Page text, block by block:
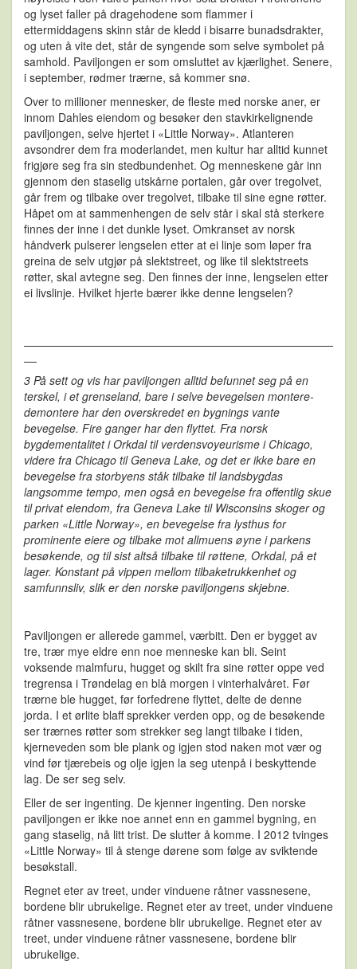
og lyset faller på dragehodene som flammer i
ettermiddagens skinn står de kledd i bisarre bunadsdrakter,
og uten å vite det, står de syngende som selve symbolet på
samhold. Paviljongen er som omsluttet av kjærlighet. Senere,
i september, rødmer trærne, så kommer snø.
Over to millioner mennesker, de fleste med norske aner, er
innom Dahles eiendom og besøker den stavkirkelignende
paviljongen, selve hjertet i «Little Norway». Atlanteren
avsondrer dem fra moderlandet, men kultur har alltid kunnet
frigjøre seg fra sin stedbundenhet. Og menneskene går inn
gjennom den staselig utskårne portalen, går over tregolvet,
går frem og tilbake over tregolvet, tilbake til sine egne røtter.
Håpet om at sammenhengen de selv står i skal stå sterkere
finnes der inne i det dunkle lyset. Omkranset av norsk
håndverk pulserer lengselen etter at ei linje som løper fra
greina de selv utgjør på slektstreet, og like til slektstreets
røtter, skal avtegne seg. Den finnes der inne, lengselen etter
ei livslinje. Hvilket hjerte bærer ikke denne lengselen?
3 På sett og vis har paviljongen alltid befunnet seg på en
terskel, i et grenseland, bare i selve bevegelsen montere-
demontere har den overskredet en bygnings vante
bevegelse. Fire ganger har den flyttet. Fra norsk
bygdementalitet i Orkdal til verdensvoyeurisme i Chicago,
videre fra Chicago til Geneva Lake, og det er ikke bare en
bevegelse fra storbyens ståk tilbake til landsbygdas
langsomme tempo, men også en bevegelse fra offentlig skue
til privat eiendom, fra Geneva Lake til Wisconsins skoger og
parken «Little Norway», en bevegelse fra lysthus for
prominente eiere og tilbake mot allmuens øyne i parkens
besøkende, og til sist altså tilbake til røttene, Orkdal, på et
lager. Konstant på vippen mellom tilbaketrukkenhet og
samfunnsliv, slik er den norske paviljongens skjebne.
Paviljongen er allerede gammel, værbitt. Den er bygget av
tre, trær mye eldre enn noe menneske kan bli. Seint
voksende malmfuru, hugget og skilt fra sine røtter oppe ved
tregrensa i Trøndelag en blå morgen i vinterhalvåret. Før
trærne ble hugget, før forfedrene flyttet, delte de denne
jorda. I et ørlite blaff sprekker verden opp, og de besøkende
ser trærnes røtter som strekker seg langt tilbake i tiden,
kjerneveden som ble plank og igjen stod naken mot vær og
vind før tjærebeis og olje igjen la seg utenpå i beskyttende
lag. De ser seg selv.
Eller de ser ingenting. De kjenner ingenting. Den norske
paviljongen er ikke noe annet enn en gammel bygning, en
gang staselig, nå litt trist. De slutter å komme. I 2012 tvinges
«Little Norway» til å stenge dørene som følge av sviktende
besøkstall.
Regnet eter av treet, under vinduene råtner vassnesene,
bordene blir ubrukelige. Regnet eter av treet, under vinduene
råtner vassnesene, bordene blir ubrukelige. Regnet eter av
treet, under vinduene råtner vassnesene, bordene blir
ubrukelige.